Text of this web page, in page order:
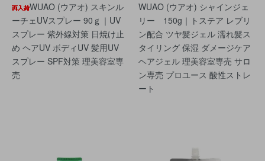
WUAO (ウアオ) スキンル
ーチェUVスプレー 90ｇ｜UV
スプレー 紫外線対策 日焼け止
め ヘアUV ボディUV 髪用UV
スプレー SPF対策 理美容室専
売
WUAO (ウアオ) シャインジェ
リー 150g｜トステア レブリ
ン配合 ツヤ髪ジェル 濡れ髪ス
タイリング 保湿 ダメージケア
ヘアジェル 理美容室専売 サロ
ン専売 プロユース 酸性ストレ
ート